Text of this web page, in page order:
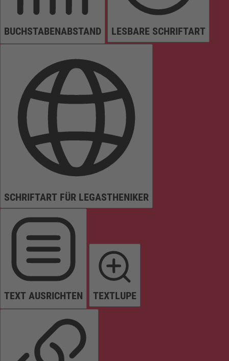
BUCHSTABENABSTAND LESBARE SCHRIFTART
SCHRIFTART FÜR LEGASTHENIKER
TEXT AUSRICHTEN TEXTLUPE